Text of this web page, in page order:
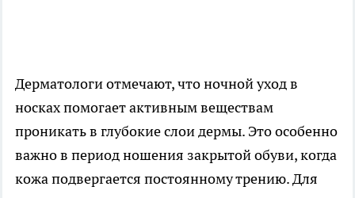
Дерматологи отмечают, что ночной уход в
носках помогает активным веществам
проникать в глубокие слои дермы. Это особенно
важно в период ношения закрытой обуви, когда
кожа подвергается постоянному трению. Для